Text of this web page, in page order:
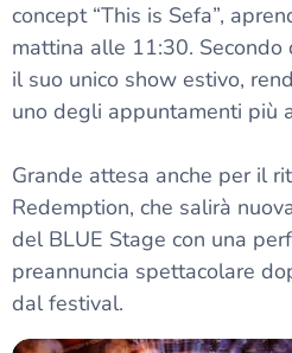
concept “This is Sefa”,
mattina alle 11:30. Secondo
il suo unico show estivo,
uno degli appuntamenti più
Grande attesa anche per il
Redemption, che salirà
del BLUE Stage con una
preannuncia spettacolare
dal festival.